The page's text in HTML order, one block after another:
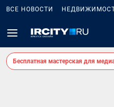
ВСЕ НОВОСТИ
Бесплатная мастерская для